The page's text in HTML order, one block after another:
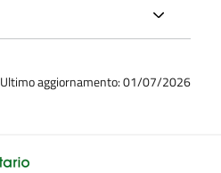
Ultimo aggiornamento: 01/07/2026